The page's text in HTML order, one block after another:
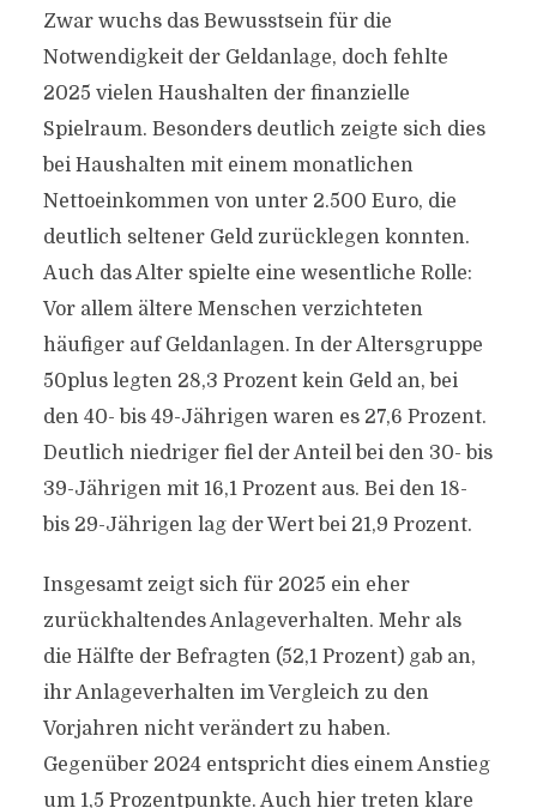
Zwar wuchs das Bewusstsein für die
Notwendigkeit der Geldanlage, doch fehlte
2025 vielen Haushalten der finanzielle
Spielraum. Besonders deutlich zeigte sich dies
bei Haushalten mit einem monatlichen
Nettoeinkommen von unter 2.500 Euro, die
deutlich seltener Geld zurücklegen konnten.
Auch das Alter spielte eine wesentliche Rolle:
Vor allem ältere Menschen verzichteten
häufiger auf Geldanlagen. In der Altersgruppe
50plus legten 28,3 Prozent kein Geld an, bei
den 40- bis 49-Jährigen waren es 27,6 Prozent.
Deutlich niedriger fiel der Anteil bei den 30- bis
39-Jährigen mit 16,1 Prozent aus. Bei den 18-
bis 29-Jährigen lag der Wert bei 21,9 Prozent.
Insgesamt zeigt sich für 2025 ein eher
zurückhaltendes Anlageverhalten. Mehr als
die Hälfte der Befragten (52,1 Prozent) gab an,
ihr Anlageverhalten im Vergleich zu den
Vorjahren nicht verändert zu haben.
Gegenüber 2024 entspricht dies einem Anstieg
um 1,5 Prozentpunkte. Auch hier treten klare